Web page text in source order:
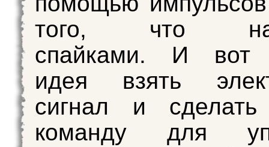
того, что
спайками. И вот
идея взять
сигнал и
команду для